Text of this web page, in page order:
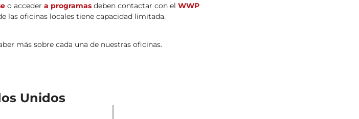
o acceder a programasdeben contactar con el WWP
las oficinas locales tiene capacidad limitada.
más sobre cada una de nuestras oficinas.
Unidos